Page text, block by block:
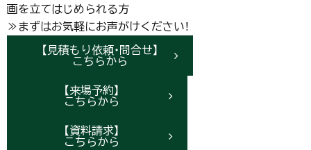
画を立てはじめられる方
≫まずはお気軽にお声がけください！
【見積もり依頼・問合せ】
こちらから
【来場予約】
こちらから
【資料請求】
こちらから